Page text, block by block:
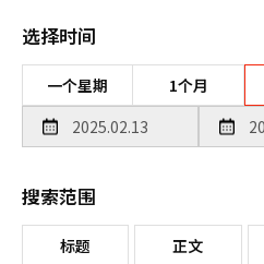
选择时间
一个星期 1个月
搜索范围
标题 正文